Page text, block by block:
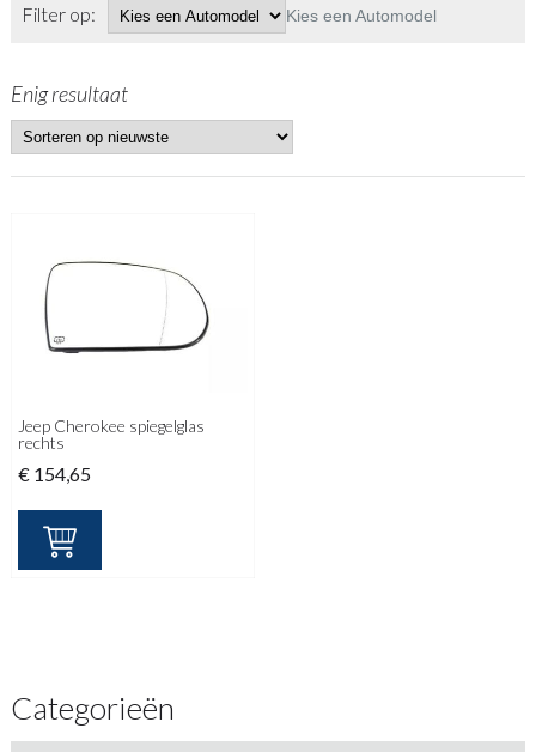
Filter op: Kies een Automodel
Enig resultaat
Jeep Cherokee spiegelglas
rechts
€ 154,65
Categorieën